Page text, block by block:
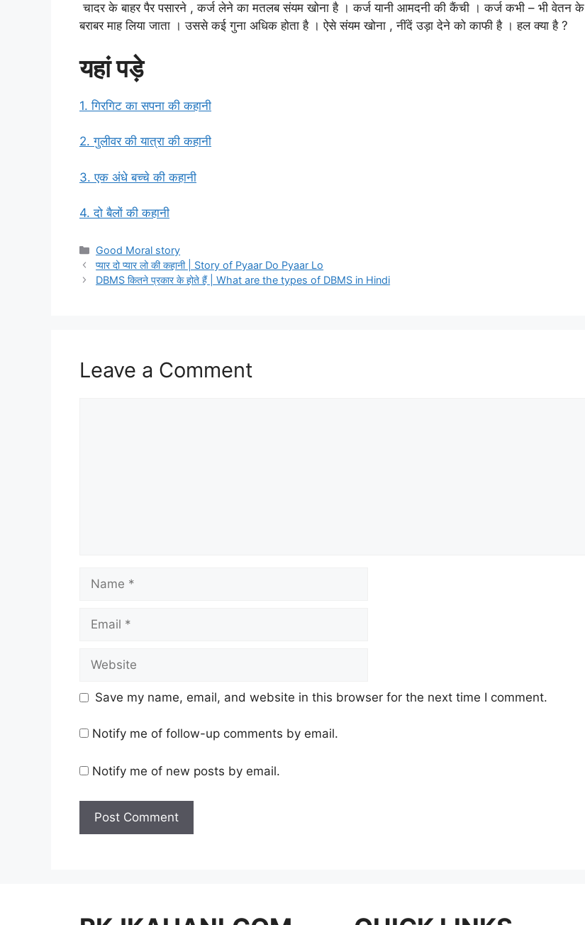
चादर के बाहर पैर पसारने , कर्ज लेने का मतलब संयम खोना है । कर्ज यानी आमदनी की कैंची । कर्ज कभी – भी वेतन के
बराबर माह लिया जाता । उससे कई गुना अधिक होता है । ऐसे संयम खोना , नींदें उड़ा देने को काफी है । हल क्या है ?
यहांपड़े
1. गिरगिट का सपना की कहानी
2. गुलीवर की यात्रा की कहानी
3. एक अंधे बच्चे की कहानी
4. दो बैलों की कहानी
Categories
Good Moral story
प्यार दो प्यार लो की कहानी | Story of Pyaar Do Pyaar Lo
DBMS कितने प्रकार के होते हैं | What are the types of DBMS in Hindi
Leave a Comment
Name
Email
Website
Save my name, email, and website in this browser for the next time I comment.
Notify me of follow-up comments by email.
Notify me of new posts by email.